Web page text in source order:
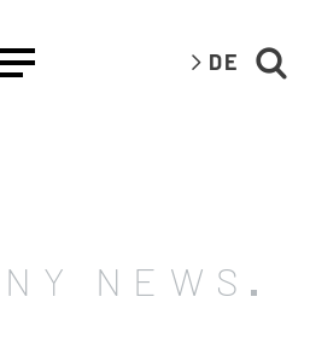
DE
NEWS